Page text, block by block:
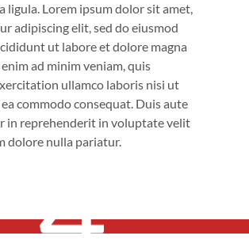
ligula. Lorem ipsum dolor sit amet,
adipiscing elit, sed do eiusmod
ut labore et dolore magna
ad minim veniam, quis
ullamco laboris nisi ut
commodo consequat. Duis aute
in reprehenderit in voluptate velit
dolore nulla pariatur.
4